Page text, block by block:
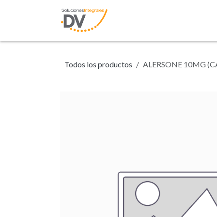
Todos los productos ALERSONE 10MG